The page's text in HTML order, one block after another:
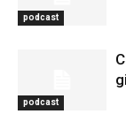
podcast
podcast